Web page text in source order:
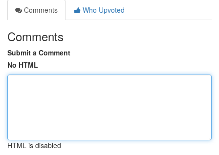
Comments
Who Upvoted
Comments
Submit a Comment
No HTML
HTML is disabled